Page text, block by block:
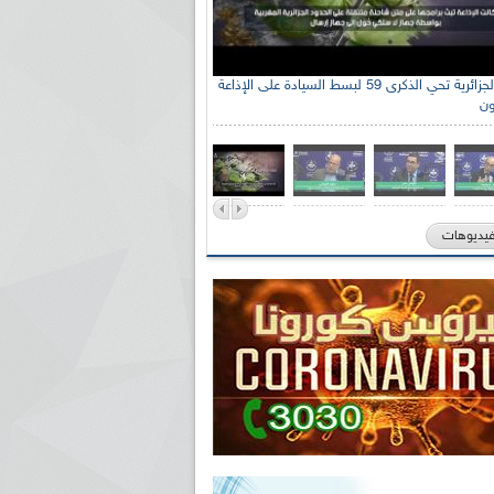
الإذاعة الجزائرية تحي الذكرى 59 لبسط السيادة على الإذاعة